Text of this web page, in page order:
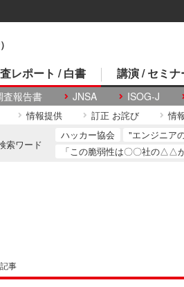
レポート / 白書
査報告書 JNSA ISOG-J
講演 / セミナ
情報提供 訂正 お詫び 情
索ワード
ハッカー協会 "エンジニア
「この脆弱性は〇〇社の△△
記事